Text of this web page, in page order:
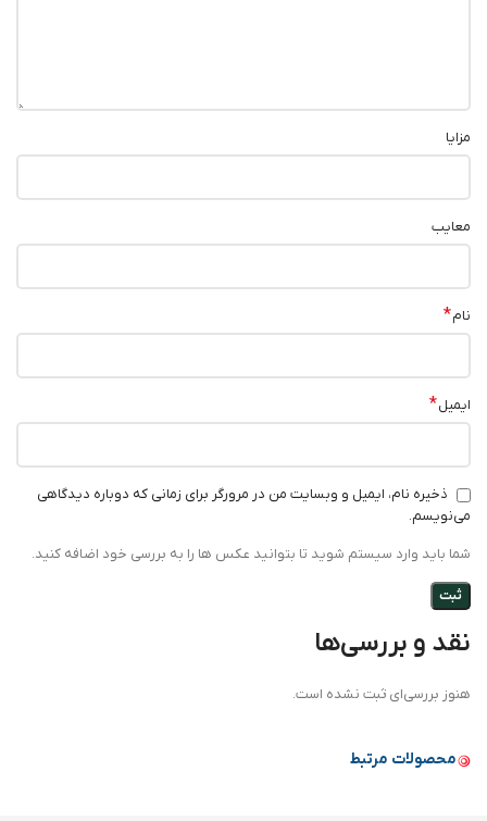
نقد و بررسی‌ها
هنوز بررسی‌ای ثبت نشده است.
مزایا
معایب
نام*
ایمیل*
ذخیره نام، ایمیل و وبسایت من در مرورگر برای زمانی که دوباره دیدگاهی
می‌نویسم.
شما باید وارد سیستم شوید تا بتوانید عکس ها را به بررسی خود اضافه کنید.
محصولات مرتبط